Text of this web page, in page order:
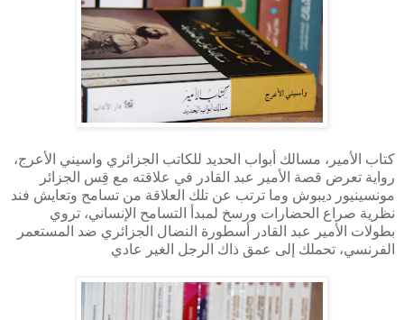
كتاب الأمير، مسالك أبواب الحديد للكاتب الجزائري واسيني الأعرج،
رواية تعرض قصة الأمير عبد القادر في علاقته مع قِس الجزائر
مونسينيور ديبوش وما ترتب عن تلك العلاقة من تسامح وتعايش فند
نظرية صراع الحضارات ورسخ لمبدأ التسامح الإنساني، تروي
بطولات الأمير عبد القادر أسطورة النضال الجزائري ضد المستعمر
الفرنسي، تحملك إلى عمق ذاك الرجل الغير عادي